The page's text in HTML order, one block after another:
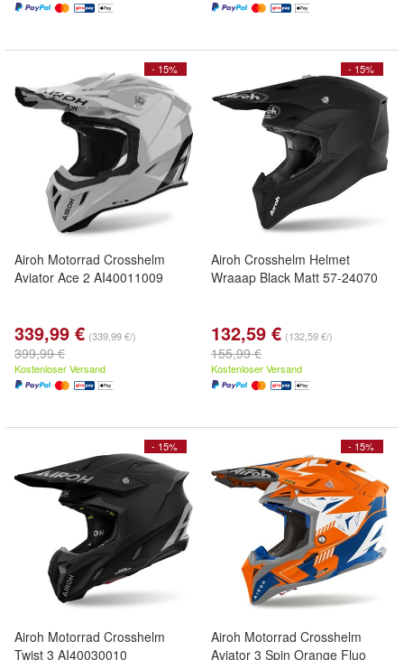
- 15%
Airoh Motorrad Crosshelm
Aviator Ace 2 AI40011009
339,99 € (339,99 €/)
399,99 €
Kostenloser Versand
- 15%
Airoh Crosshelm Helmet
Wraaap Black Matt 57-24070
132,59 € (132,59 €/)
155,99 €
Kostenloser Versand
- 15%
Airoh Motorrad Crosshelm
Twist 3 AI40030010
- 15%
Airoh Motorrad Crosshelm
Aviator 3 Spin Orange Fluo